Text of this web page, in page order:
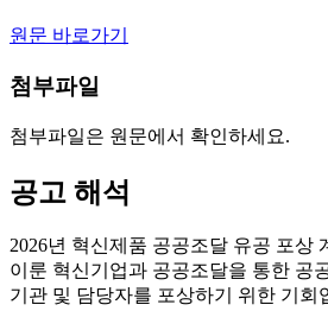
원문 바로가기
첨부파일
첨부파일은 원문에서 확인하세요.
공고 해석
2026년 혁신제품 공공조달 유공 포상
이룬 혁신기업과 공공조달을 통한 공
기관 및 담당자를 포상하기 위한 기회